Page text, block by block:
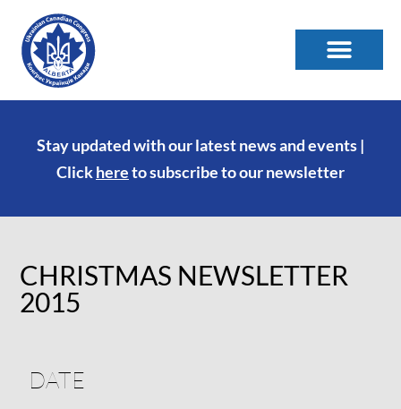
Stay updated with our latest news and events |
Clickhereto subscribe to our newsletter
CHRISTMAS NEWSLETTER
2015
DATE